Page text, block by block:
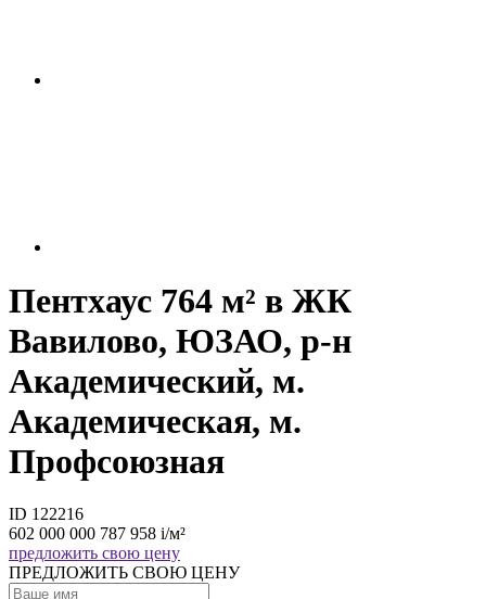
Пентхаус 764 м² в ЖК
Вавилово, ЮЗАО, р-н
Академический, м.
Академическая, м.
Профсоюзная
ID 122216
602 000 000 787 958 i/м²
предложить свою цену
ПРЕДЛОЖИТЬ СВОЮ ЦЕНУ